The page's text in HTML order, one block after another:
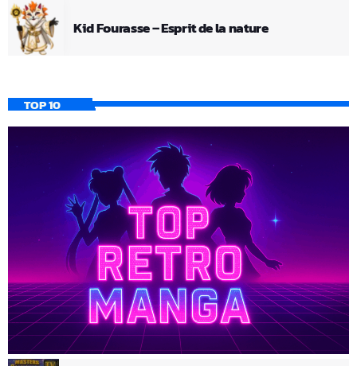
Kid Fourasse – Esprit de la nature
TOP 10